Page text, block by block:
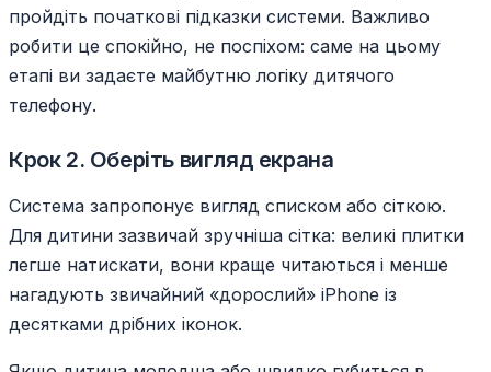
пройдіть початкові підказки системи. Важливо
робити це спокійно, не поспіхом: саме на цьому
етапі ви задаєте майбутню логіку дитячого
телефону.
Крок 2. Оберіть вигляд екрана
Система запропонує вигляд списком або сіткою.
Для дитини зазвичай зручніша сітка: великі плитки
легше натискати, вони краще читаються і менше
нагадують звичайний «дорослий» iPhone із
десятками дрібних іконок.